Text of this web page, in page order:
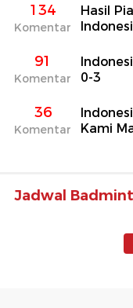
134
Komentar
Hasil
91
Komentar
0-3
36
Komentar
Kami
Jadwal